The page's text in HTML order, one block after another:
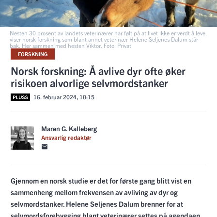
Nesten 30 prosent av landets veterinærer har følt på at livet ikke er verdt å leve,
viser norsk forskning som blant annet veterinær Helene Seljenes Dalum står
bak. Her sammen med hesten Viktor. Foto: Privat
FORSKNING
Norsk forskning: Å avlive dyr ofte øker
risikoen alvorlige selvmordstanker
16. februar 2024, 10:15
Maren G. Kalleberg
Ansvarlig redaktør
Gjennom en norsk studie er det for første gang blitt vist en
sammenheng mellom frekvensen av avliving av dyr og
selvmordstanker. Helene Seljenes Dalum brenner for at
selvmordsforebygging blant veterinærer settes på agendaen.